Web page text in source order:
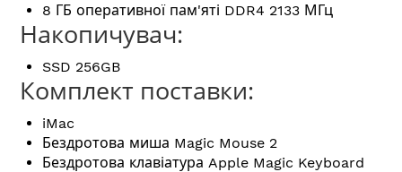
8 ГБ оперативної пам'яті DDR4 2133 МГц
Накопичувач:
SSD 256GB
Комплект поставки:
iMac
Бездротова миша Magic Mouse 2
Бездротова клавіатура Apple Magic Keyboard